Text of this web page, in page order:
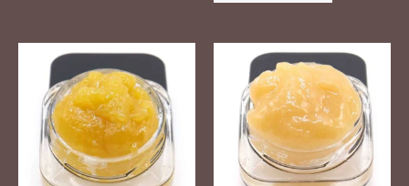
Questo
prodotto
ha
più
varianti.
Le
Questo
prodotto
ha
più
varianti.
Le